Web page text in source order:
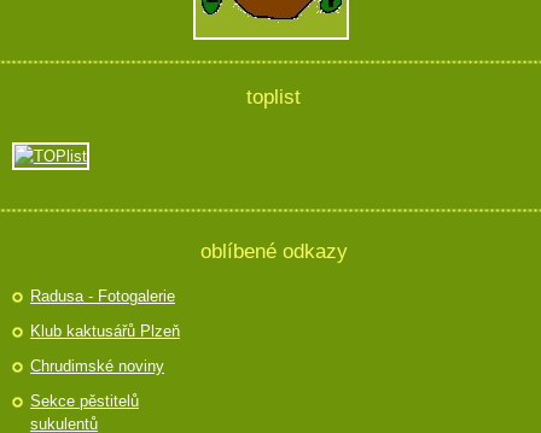
toplist
oblíbené odkazy
Radusa - Fotogalerie
Klub kaktusářů Plzeň
Chrudimské noviny
Sekce pěstitelů
sukulentů